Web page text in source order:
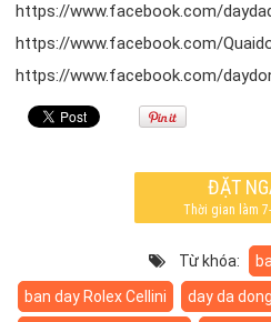
https://www.facebook.com/
https://www.facebook.com/
https://www.facebook.com/
ĐẶT
Thời gian làm
Từ khóa:
ban day Rolex Cellini
day da